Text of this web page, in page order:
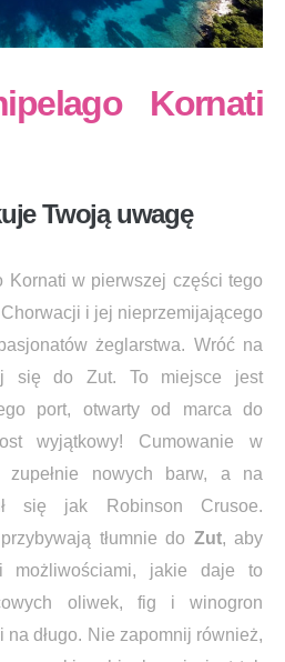
Kornati
Twoją uwagę
Kornati w pierwszej części tego
i jej nieprzemijającego
żeglarstwa. Wróć na
się do Zut. To miejsce jest
port, otwarty od marca do
wyjątkowy! Cumowanie w
zupełnie nowych barw, a na
się jak Robinson Crusoe.
tłumnie do Zut, aby
możliwościami, jakie daje to
oliwek, fig i winogron
długo. Nie zapomnij również,